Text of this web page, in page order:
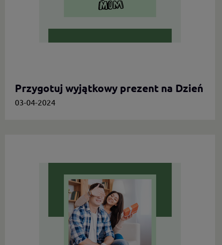
Przygotuj wyjątkowy prezent na Dzień
Mamy.
03-04-2024